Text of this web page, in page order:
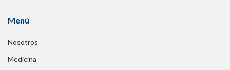
Menú
Nosotros
Medicina